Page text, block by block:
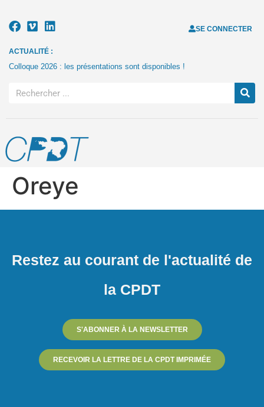
SE CONNECTER
ACTUALITÉ :
Colloque 2026 : les présentations sont disponibles !
Oreye
Restez au courant de l'actualité de
la CPDT
S'ABONNER À LA NEWSLETTER
RECEVOIR LA LETTRE DE LA CPDT IMPRIMÉE